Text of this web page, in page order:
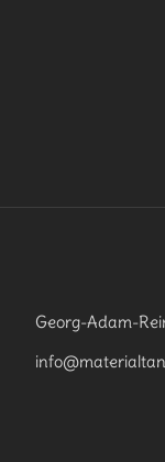
Georg-Adam-